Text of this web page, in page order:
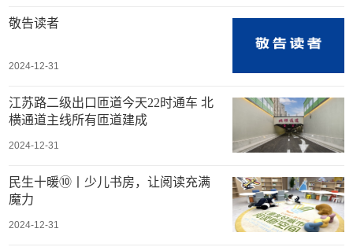
敬告读者
2024-12-31
江苏路二级出口匝道今天22时通车 北
横通道主线所有匝道建成
2024-12-31
民生十暖⑩丨少儿书房，让阅读充满
魔力
2024-12-31